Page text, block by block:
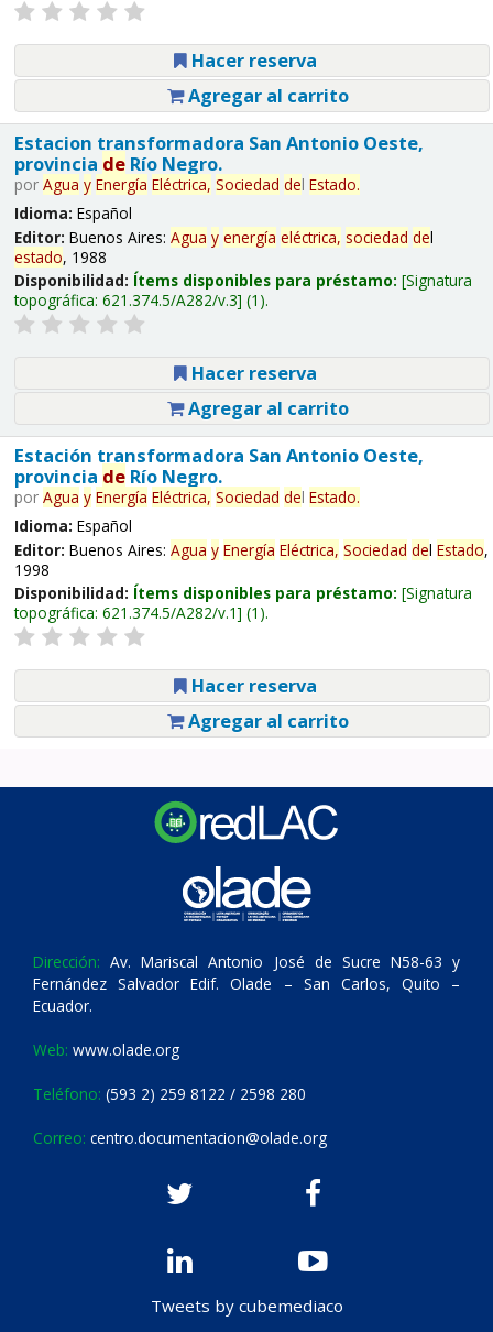
Hacer reserva
Agregar al carrito
Estacion transformadora San Antonio Oeste,
provincia deRío Negro.
por Agua y Energía Eléctrica, Sociedad del Estado.
Idioma: Español
Editor: Buenos Aires: Agua y energía eléctrica, sociedad del
estado, 1988
Disponibilidad: Ítems disponibles para préstamo: Signatura
topográfica: 621.374.5/A282/v.3 (1).
Hacer reserva
Agregar al carrito
Estación transformadora San Antonio Oeste,
provincia deRío Negro.
por Agua y Energía Eléctrica, Sociedad del Estado.
Idioma: Español
Editor: Buenos Aires: Agua y Energía Eléctrica, Sociedad del Estado,
1998
Disponibilidad: Ítems disponibles para préstamo: Signatura
topográfica: 621.374.5/A282/v.1 (1).
Hacer reserva
Agregar al carrito
Dirección: Av. Mariscal Antonio José de Sucre N58-63 y
Fernández Salvador Edif. Olade – San Carlos, Quito –
Ecuador.
Web: www.olade.org
Teléfono: (593 2) 259 8122 / 2598 280
Correo: centro.documentacion@olade.org
Tweets by cubemediaco